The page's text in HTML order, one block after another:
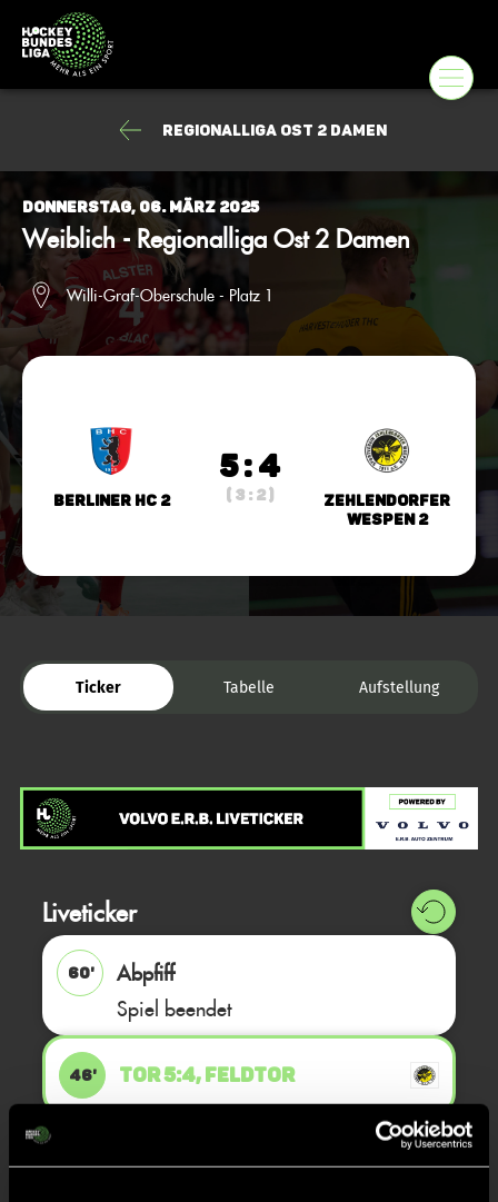
Regionalliga Ost 2 Damen
Donnerstag, 06. März 2025
Weiblich - Regionalliga Ost 2 Damen
Willi-Graf-Oberschule - Platz 1
Berliner HC 2
5 : 4
( 3 : 2 )
Zehlendorfer
Wespen 2
Ticker Tabelle Aufstellung
Liveticker
60'
Abpfiff
Spiel beendet
46' TOR 5:4, FELDTOR